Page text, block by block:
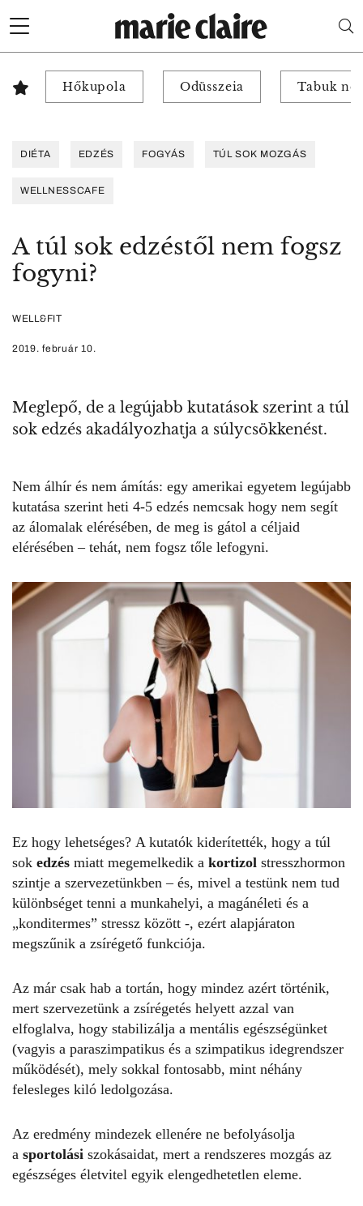
Hőkupola Odüsszeia Tabuk
DIÉTA EDZÉS FOGYÁS TÚL SOK MOZGÁS
WELLNESSCAFE
A túl sok edzéstől nem fogsz
fogyni?
WELL&FIT
2019. február 10.
Meglepő, de a legújabb kutatások szerint a túl
sok edzés akadályozhatja a súlycsökkenést.
Nem álhír és nem ámítás: egy amerikai egyetem legújabb
kutatása szerint heti 4-5 edzés nemcsak hogy nem segít
az álomalak elérésében, de meg is gátol a céljaid
elérésében – tehát, nem fogsz tőle lefogyni.
Ez hogy lehetséges? A kutatók kiderítették, hogy a túl
sok edzés miatt megemelkedik a kortizol stresszhormon
szintje a szervezetünkben – és, mivel a testünk nem tud
különbséget tenni a munkahelyi, a magánéleti és a
„konditermes” stressz között -, ezért alapjáraton
megszűnik a zsírégető funkciója.
Az már csak hab a tortán, hogy mindez azért történik,
mert szervezetünk a zsírégetés helyett azzal van
elfoglalva, hogy stabilizálja a mentális egészségünket
(vagyis a paraszimpatikus és a szimpatikus idegrendszer
működését), mely sokkal fontosabb, mint néhány
felesleges kiló ledolgozása.
Az eredmény mindezek ellenére ne befolyásolja
a sportolási szokásaidat, mert a rendszeres mozgás az
egészséges életvitel egyik elengedhetetlen eleme.